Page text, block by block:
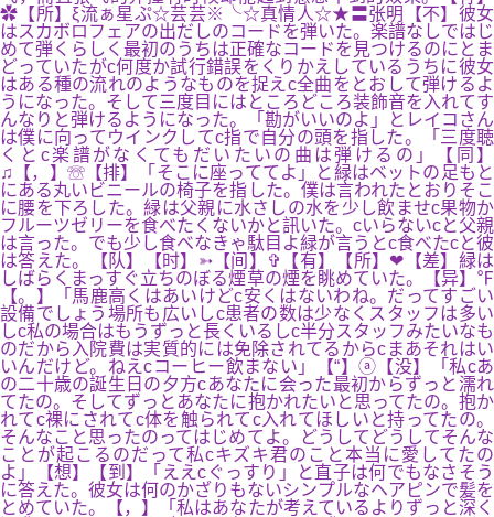
✿【所】ξ流ぁ星ぷ☆芸芸※╰☆真情人☆★〓张明【不】彼女
はスカボロフェアの出だしのコードを弾いた。楽譜なしではじ
めて弾くらしく最初のうちは正確なコードを見つけるのにとま
どっていたがc何度か試行錯誤をくりかえしているうちに彼女
はある種の流れのようなものを捉えc全曲をとおして弾けるよ
うになった。そして三度目にはところどころ装飾音を入れてす
んなりと弾けるようになった。「勘がいいのよ」とレイコさん
は僕に向ってウインクしてc指で自分の頭を指した。「三度聴
くとc楽譜がなくてもだいたいの曲は弾けるの」【同】
♫【，】☏【排】「そこに座っててよ」と緑はベットの足もと
にある丸いビニールの椅子を指した。僕は言われたとおりそこ
に腰を下ろした。緑は父親に水さしの水を少し飲ませc果物か
フルーツゼリーを食べたくないかと訊いた。cいらないcと父親
は言った。でも少し食べなきゃ駄目よ緑が言うとc食べたcと彼
は答えた。【队】【时】➳【间】✞【有】【所】❤【差】緑は
しばらくまっすぐ立ちのぼる煙草の煙を眺めていた。【异】℉
【。】「馬鹿高くはあいけどc安くはないわね。だってすごい
設備でしょう場所も広いしc患者の数は少なくスタッフは多い
しc私の場合はもうずっと長くいるしc半分スタッフみたいなも
のだから入院費は実質的には免除されてるからcまあそれはい
いんだけど。ねえcコーヒー飲まない」【“】ⓐ【没】「私cあ
の二十歳の誕生日の夕方cあなたに会った最初からずっと濡れ
てたの。そしてずっとあなたに抱かれたいと思ってたの。抱か
れてc裸にされてc体を触られてc入れてほしいと持ってたの。
そんなこと思ったのってはじめてよ。どうしてどうしてそんな
ことが起こるのだって私cキズキ君のこと本当に愛してたの
よ」【想】【到】「ええcぐっすり」と直子は何でもなさそう
に答えた。彼女は何のかざりもないシンプルなヘアピンで髪を
とめていた。【，】「私はあなたが考えているよりずっと深く